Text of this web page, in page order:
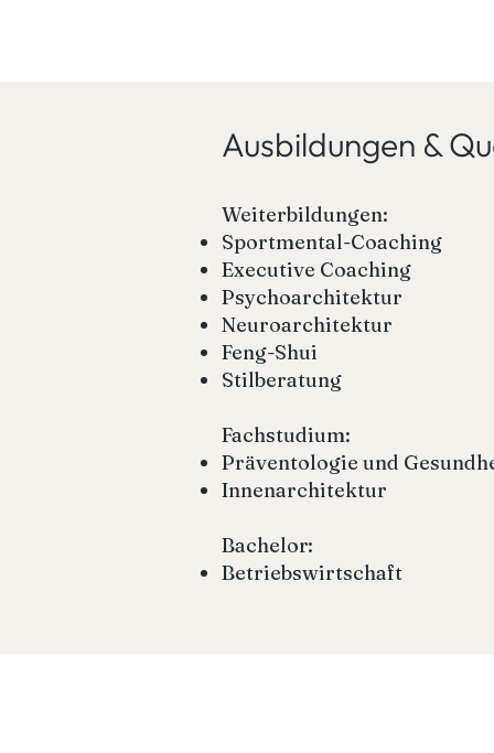
Ausbildungen &
Weiterbildungen:
Sportmental-Coaching
Executive Coaching
Psychoarchitektur
Neuroarchitektur
Feng-Shui
Stilberatung
Fachstudium:
Präventologie und
Innenarchitektur
Bachelor:
Betriebswirtschaft